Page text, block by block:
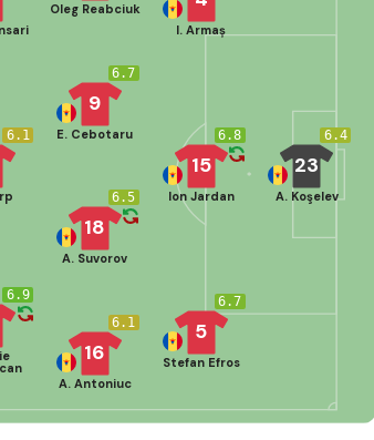
6.4
23
A. Koşelev
6.7
5
Stefan Efros
6.8
15
Ion Jardan
I. Armaș
6.1
16
A. Antoniuc
6.5
18
A. Suvorov
6.7
9
E. Cebotaru
Oleg Reabciuk
6.9
6.1